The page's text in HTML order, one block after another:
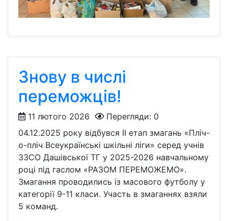
Знову в числі
переможців!
11 лютого 2026
Перегляди: 0
04.12.2025 року відбувся ІІ етап змагань «Пліч-
о-пліч Всеукраїнські шкільні ліги» серед учнів
ЗЗСО Дашівської ТГ у 2025-2026 навчальному
році під гаслом «РАЗОМ ПЕРЕМОЖЕМО».
Змагання проводились із масового футболу у
категорії 9-11 класи. Участь в змаганнях взяли
5 команд.